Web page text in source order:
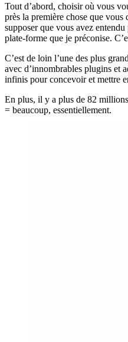
Tout d’abord, choisir où vous
près la première chose que vous
supposer que vous avez
plate-forme que je préconise.
C’est de loin l’une des plus
avec d’innombrables plugins et
infinis pour concevoir et mettre
En plus, il y a plus de 82
= beaucoup, essentiellement.